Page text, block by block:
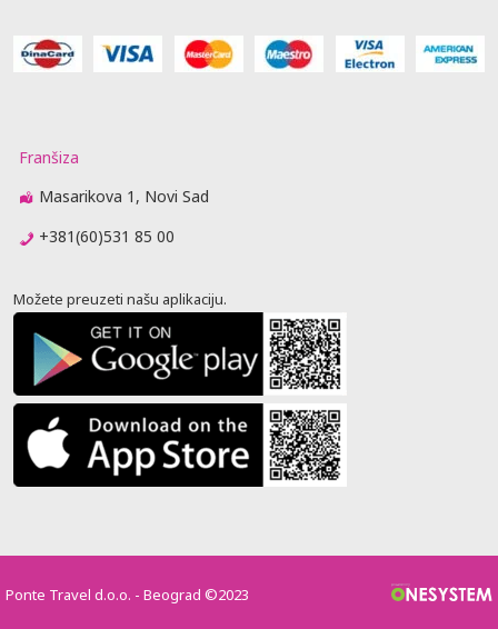
Franšiza
Masarikova 1, Novi Sad
+381(60)531 85 00
Možete preuzeti našu aplikaciju.
Ponte Travel d.o.o. - Beograd ©2023